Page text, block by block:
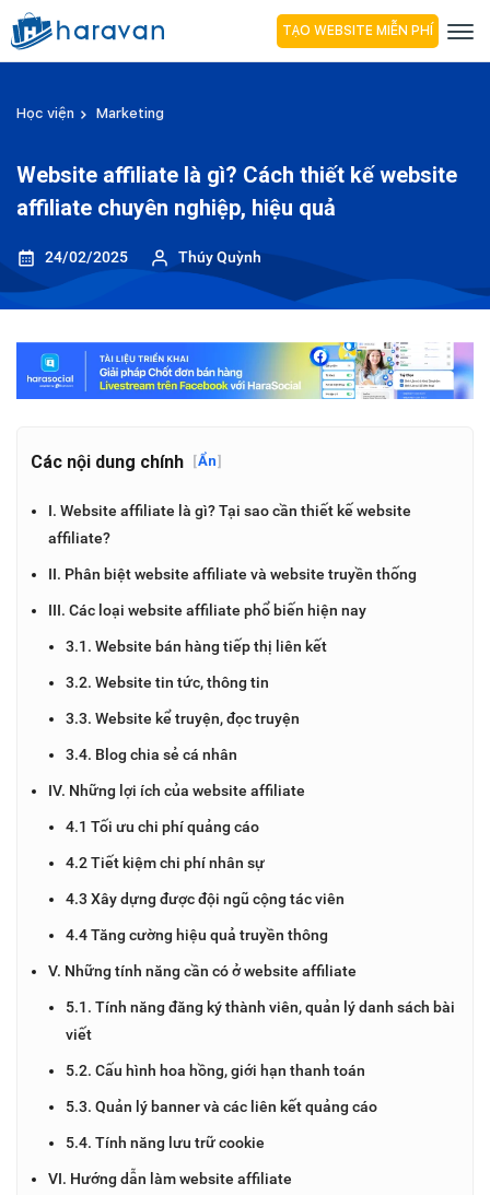
TẠO WEBSITE MIỄN PHÍ
Học viện Marketing
Website affiliate là gì? Cách thiết kế website
affiliate chuyên nghiệp, hiệu quả
24/02/2025 Thúy Quỳnh
Các nội dung chính [Ẩn]
I. Website affiliate là gì? Tại sao cần thiết kế website
affiliate?
II. Phân biệt website affiliate và website truyền thống
III. Các loại website affiliate phổ biến hiện nay
3.1. Website bán hàng tiếp thị liên kết
3.2. Website tin tức, thông tin
3.3. Website kể truyện, đọc truyện
3.4. Blog chia sẻ cá nhân
IV. Những lợi ích của website affiliate
4.1 Tối ưu chi phí quảng cáo
4.2 Tiết kiệm chi phí nhân sự
4.3 Xây dựng được đội ngũ cộng tác viên
4.4 Tăng cường hiệu quả truyền thông
V. Những tính năng cần có ở website affiliate
5.1. Tính năng đăng ký thành viên, quản lý danh sách bài
viết
5.2. Cấu hình hoa hồng, giới hạn thanh toán
5.3. Quản lý banner và các liên kết quảng cáo
5.4. Tính năng lưu trữ cookie
VI. Hướng dẫn làm website affiliate